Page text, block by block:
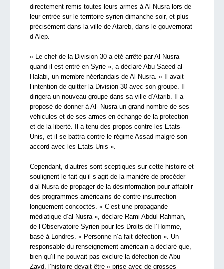
directement remis toutes leurs armes à Al-Nusra lors de
leur entrée sur le territoire syrien dimanche soir, et plus
précisément dans la ville de Atareb, dans le gouvernorat
d’Alep.
« Le chef de la Division 30 a été arrêté par Al-Nusra
quand il est entré en Syrie », a déclaré Abu Saeed al-
Halabi, un membre néerlandais de Al-Nusra. « Il avait
l’intention de quitter la Division 30 avec son groupe. Il
dirigera un nouveau groupe dans sa ville d’Atarib. Il a
proposé de donner à Al- Nusra un grand nombre de ses
véhicules et de ses armes en échange de la protection
et de la liberté. Il a tenu des propos contre les Etats-
Unis, et il se battra contre le régime Assad malgré son
accord avec les Etats-Unis ».
Cependant, d’autres sont sceptiques sur cette histoire et
soulignent le fait qu’il s’agit de la manière de procéder
d’al-Nusra de propager de la désinformation pour affaiblir
des programmes américains de contre-insurrection
longuement concoctés. « C’est une propagande
médiatique d’al-Nusra », déclare Rami Abdul Rahman,
de l’Observatoire Syrien pour les Droits de l’Homme,
basé à Londres. « Personne n’a fait défection ». Un
responsable du renseignement américain a déclaré que,
bien qu’il ne pouvait pas exclure la défection de Abu
Zayd, l’histoire devait être « prise avec de grosses